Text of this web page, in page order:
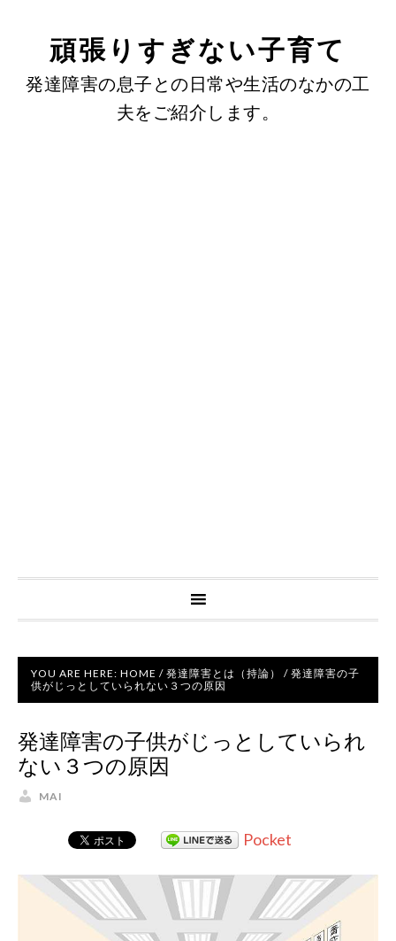
頑張りすぎない子育て
発達障害の息子との日常や生活のなかの工
夫をご紹介します。
YOU ARE HERE: HOME / 発達障害とは（持論） / 発達障害の子
供がじっとしていられない３つの原因
発達障害の子供がじっとしていられ
ない３つの原因
MAI
Pocket